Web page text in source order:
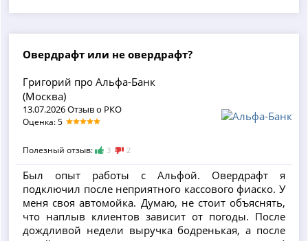
Овердрафт или не овердрафт?
Григорий про Альфа-Банк
(Москва)
13.07.2026 Отзыв о РКО
Оценка: 5
Полезный отзыв: 3 2
Был опыт работы с Альфой. Овердрафт я
подключил после неприятного кассового фиаско. У
меня своя автомойка. Думаю, не стоит объяснять,
что наплыв клиентов зависит от погоды. После
дождливой недели выручка бодренькая, а после